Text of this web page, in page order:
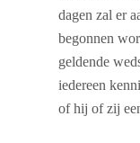
dagen zal er
begonnen
geldende
iedereen
of hij of zij